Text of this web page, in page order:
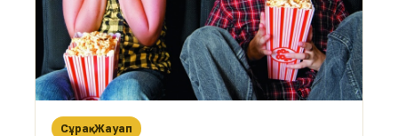
Сұрақ-Жауап